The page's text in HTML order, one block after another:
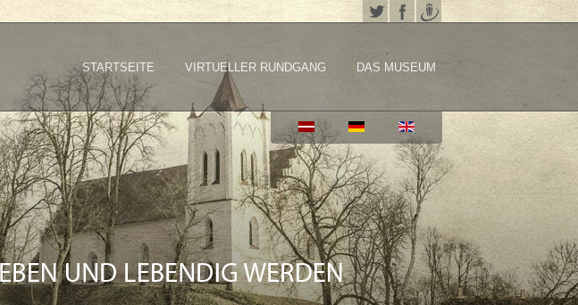
STARTSEITE VIRTUELLER RUNDGANG DAS MUSEUM